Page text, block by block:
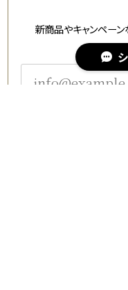
新商品やキャンペー